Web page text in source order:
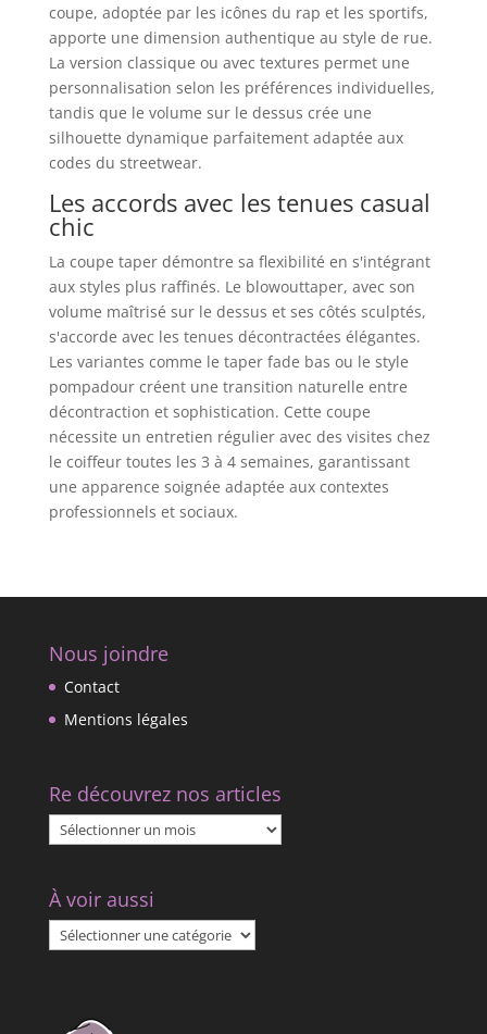
coupe, adoptée par les icônes du rap et les sportifs,
apporte une dimension authentique au style de rue.
La version classique ou avec textures permet une
personnalisation selon les préférences individuelles,
tandis que le volume sur le dessus crée une
silhouette dynamique parfaitement adaptée aux
codes du streetwear.
Les accords avec les tenues casual
chic
La coupe taper démontre sa flexibilité en s'intégrant
aux styles plus raffinés. Le blowouttaper, avec son
volume maîtrisé sur le dessus et ses côtés sculptés,
s'accorde avec les tenues décontractées élégantes.
Les variantes comme le taper fade bas ou le style
pompadour créent une transition naturelle entre
décontraction et sophistication. Cette coupe
nécessite un entretien régulier avec des visites chez
le coiffeur toutes les 3 à 4 semaines, garantissant
une apparence soignée adaptée aux contextes
professionnels et sociaux.
Nous joindre
Contact
Mentions légales
Re découvrez nos articles
Re
découvrez
articles
À voir aussi
voir